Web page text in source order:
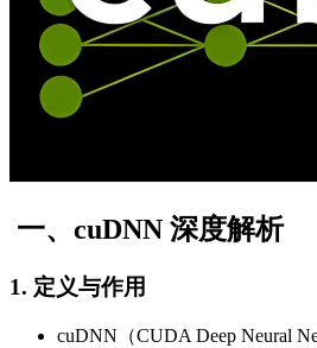
​​一、cuDNN 深度解析​​
1. 定义与作用​​
​​cuDNN​​（CUDA Deep Neural